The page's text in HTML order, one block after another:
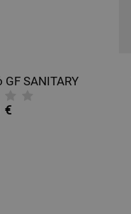
GF SANITARY
€